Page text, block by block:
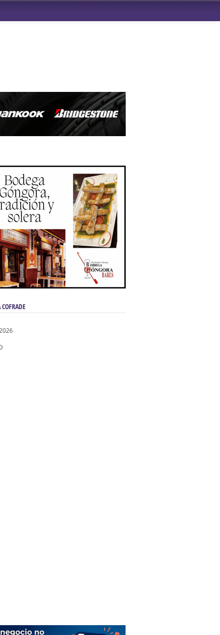
de San Benito